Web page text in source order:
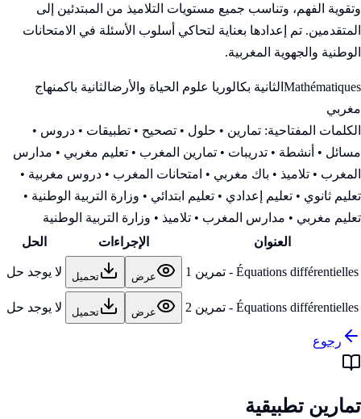
وتقوية الفهم، وتناسب جميع مستويات التلاميذ من المبتدئين إلى
المتقدمين. تم إعدادها بعناية لتحاكي أسلوب الأسئلة في الامتحانات
الوطنية والجهوية المغربية.
Mathématiques الثانية بكالوريا علوم الحياة والأرضالثانية باكمنهاج
مغربي
الكلمات المفتاحية: تمارين • حلول • تصحيح • تطبيقات • دروس •
مسائل • أنشطة • تدريبات • تمارين المغرب • تعليم مغربي • مدارس
المغرب • تلاميذ • باك مغربي • امتحانات المغرب • دروس مغربية •
تعليم ثانوي • تعليم إعدادي • تعليم ابتدائي • وزارة التربية الوطنية •
تعليم مغربي • مدارس المغرب • تلاميذ • وزارة التربية الوطنية
العنوان
الإجراءات الحل
Équations différentielles - تمرين 1 عرض تحميل لا يوجد حل
Équations différentielles - تمرين 2 عرض تحميل لا يوجد حل
رجوع
تمارين تطبيقية